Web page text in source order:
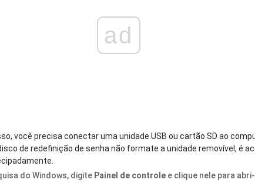
ad
você precisa conectar uma unidade USB ou cartão SD ao
de redefinição de senha não formate a unidade removível, é
do Windows, digite Painel de controle e clique nele para